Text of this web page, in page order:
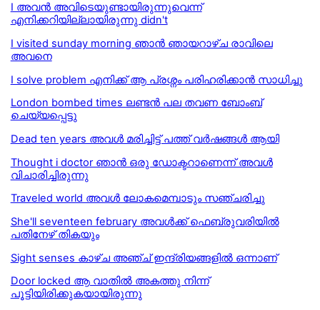
I അവൻ അവിടെയുണ്ടായിരുന്നുവെന്ന്
എനിക്കറിയില്ലായിരുന്നു didn't
I visited sunday morning ഞാൻ ഞായറാഴ്ച രാവിലെ
അവനെ
I solve problem എനിക്ക് ആ പ്രശ്നം പരിഹരിക്കാന്‍ സാധിച്ചു
London bombed times ലണ്ടന്‍ പല തവണ ബോംബ്‌
ചെയ്യപ്പെട്ടു
Dead ten years അവൾ മരിച്ചിട്ട് പത്ത് വർഷങ്ങൾ ആയി
Thought i doctor ഞാൻ ഒരു ഡോക്ടറാണെന്ന് അവൾ
വിചാരിച്ചിരുന്നു
Traveled world അവള്‍ ലോകമെമ്പാടും സഞ്ചരിച്ചു
She'll seventeen february അവൾക്ക് ഫെബ്രുവരിയിൽ
പതിനേഴ് തികയും
Sight senses കാഴ്ച അഞ്ച് ഇന്ദ്രിയങ്ങളിൽ ഒന്നാണ്
Door locked ആ വാതില്‍ അകത്തു നിന്ന്
പൂട്ടിയിരിക്കുകയായിരുന്നു